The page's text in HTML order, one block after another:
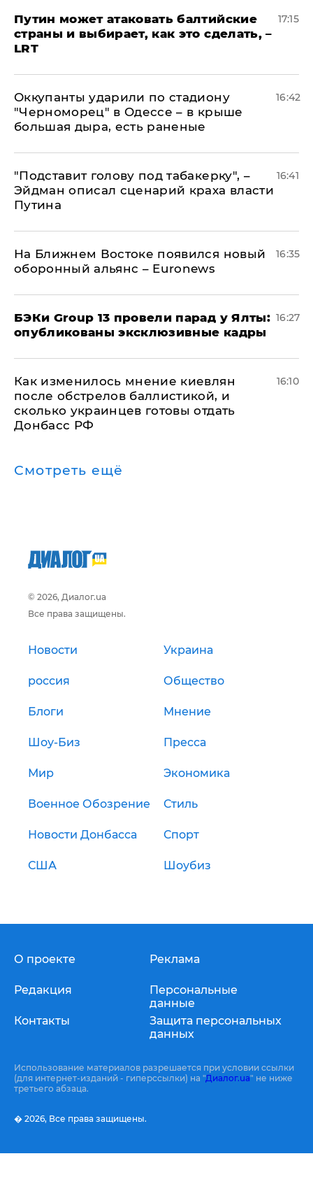
Путин может атаковать балтийские
страны и выбирает, как это сделать, –
LRT
17:15
Оккупанты ударили по стадиону
"Черноморец" в Одессе – в крыше
большая дыра, есть раненые
16:42
​"Подставит голову под табакерку", –
Эйдман описал сценарий краха власти
Путина
16:41
На Ближнем Востоке появился новый
оборонный альянс – Euronews
16:35
​БЭКи Group 13 провели парад у Ялты:
опубликованы эксклюзивные кадры
16:27
Как изменилось мнение киевлян
после обстрелов баллистикой, и
сколько украинцев готовы отдать
Донбасс РФ
16:10
Смотреть ещё
© 2026, Диалог.ua
Все права защищены.
Новости Украина
россия Общество
Блоги Мнение
Шоу-Биз Пресса
Мир Экономика
Военное Обозрение Стиль
Новости Донбасса Спорт
США Шоубиз
О проекте
Редакция
Контакты
Реклама
Персональные
данные
Защита персональных
данных
Использование материалов разрешается при условии ссылки
(для интернет-изданий - гиперссылки) на "Диалог.ua" не ниже
третьего абзаца.
� 2026, Все права защищены.